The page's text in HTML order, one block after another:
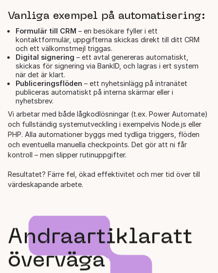
Vanliga exempel på automatisering:
Formulär till CRM – en besökare fyller i ett
kontaktformulär, uppgifterna skickas direkt till ditt CRM
och ett välkomstmejl triggas.
Digital signering – ett avtal genereras automatiskt,
skickas för signering via BankID, och lagras i ert system
när det är klart.
Publiceringsflöden – ett nyhetsinlägg på intranätet
publiceras automatiskt på interna skärmar eller i
nyhetsbrev.
Vi arbetar med både lågkodlösningar (t.ex. Power Automate)
och fullständig systemutveckling i exempelvis Node.js eller
PHP. Alla automationer byggs med tydliga triggers, flöden
och eventuella manuella checkpoints. Det gör att ni får
kontroll – men slipper rutinuppgifter.
Resultatet? Färre fel, ökad effektivitet och mer tid över till
värdeskapande arbete.
Andraartiklaratt
överväga